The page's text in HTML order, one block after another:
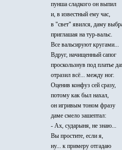
пунша сладкого он выпил
и, в известный ему час,
в "свет" явился, даму
приглашая на тур-вальс.
Все вальсируют кругами...
Вдруг, начищенный сапог
проскользнув под платье
отразил всё... между ног.
Оценив конфуз сей сразу,
потому как был нахал,
он игривым тоном фразу
даме смело зашептал:
- Ах, сударыня, не знаю...
Вы простите, если я,
ну... к примеру отгадаю